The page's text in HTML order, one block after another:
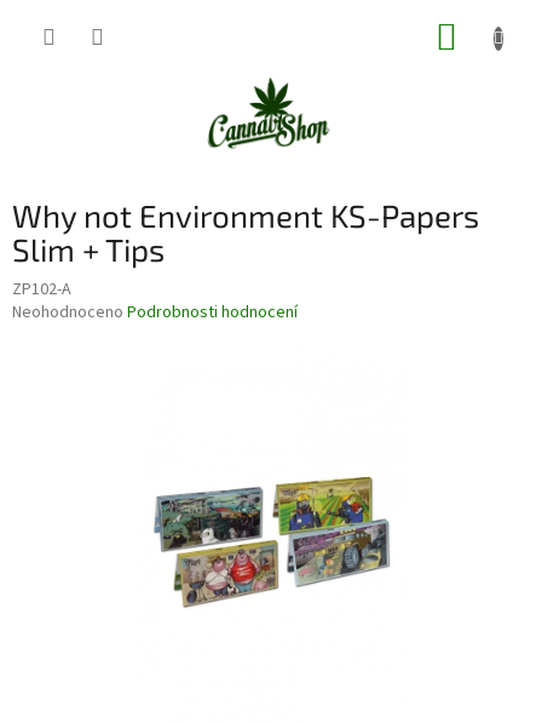
Why not Environment KS-Papers
Slim + Tips
ZP102-A
Průměrné
Neohodnoceno Podrobnosti hodnocení